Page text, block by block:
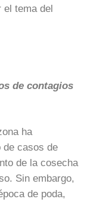
el tema del
de contagios
ha
de casos de
de la cosecha
Sin embargo,
de poda,